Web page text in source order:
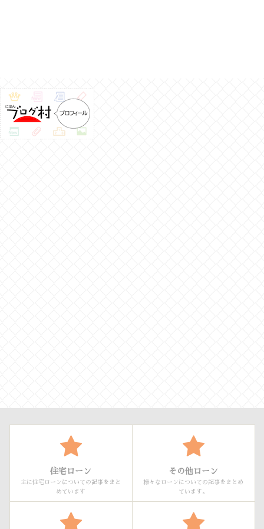
住宅ローン
主に住宅ローンについての記事をまと
めています
その他ローン
様々なローンについての記事をまとめ
ています。